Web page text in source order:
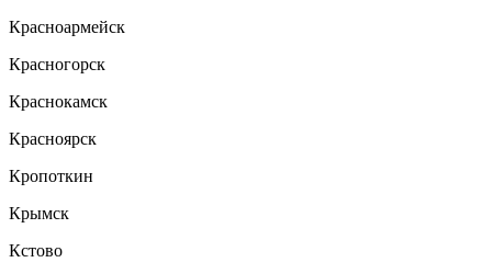
Красноармейск
Красногорск
Краснокамск
Красноярск
Кропоткин
Крымск
Кстово